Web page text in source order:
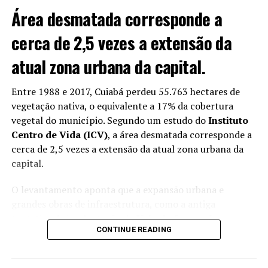
não”, contou.
maioria, aponta IBGE — Foto: Reprodução/TV Globo
Casamento ficou para depois
Área desmatada corresponde a
cerca de 2,5 vezes a extensão da
atual zona urbana da capital.
Entre 1988 e 2017, Cuiabá perdeu 55.763 hectares de
vegetação nativa, o equivalente a 17% da cobertura
vegetal do município. Segundo um estudo doInstituto
Centro de Vida (ICV), a área desmatada corresponde a
cerca de 2,5 vezes a extensão da atual zona urbana da
capital.
O levantamento aponta que a expansão urbana e
tentativa de implantação doVeículo Leve sobre
estão entre os principais fatores que
CONTINUE READING